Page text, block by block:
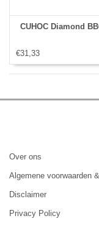
CUHOC Diamond
€31,33
Over ons
Algemene voorwaarden
Disclaimer
Privacy Policy